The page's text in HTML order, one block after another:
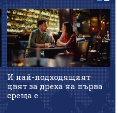
И най-подходящият
цвят за дреха на първа
среща е...